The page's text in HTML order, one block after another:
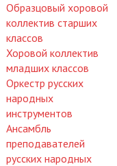
Образцовый хоровой
коллектив старших
классов
Хоровой коллектив
младших классов
Оркестр русских
народных
инструментов
Ансамбль
преподавателей
русских народных